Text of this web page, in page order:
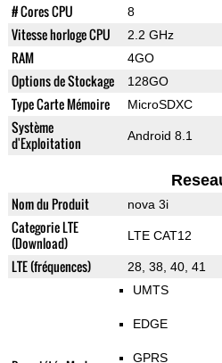
# Cores CPU 8
Vitesse horloge CPU 2.2 GHz
RAM 4GO
Options de Stockage 128GO
Type Carte Mémoire MicroSDXC
Système
d'Exploitation
Android 8.1
Nom du Produit nova 3i
Categorie LTE
(Download)
LTE CAT12
LTE (fréquences) 28, 38, 40, 41
UMTS
EDGE
GPRS